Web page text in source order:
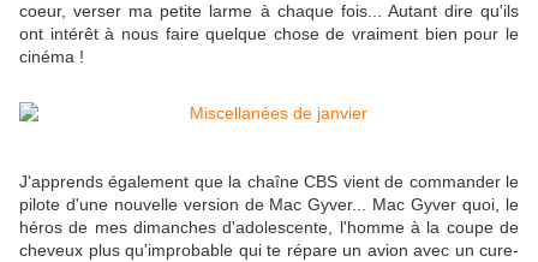
coeur, verser ma petite larme à chaque fois... Autant dire qu'ils
ont intérêt à nous faire quelque chose de vraiment bien pour le
cinéma !
J'apprends également que la chaîne CBS vient de commander le
pilote d'une nouvelle version de Mac Gyver... Mac Gyver quoi, le
héros de mes dimanches d'adolescente, l'homme à la coupe de
cheveux plus qu'improbable qui te répare un avion avec un cure-